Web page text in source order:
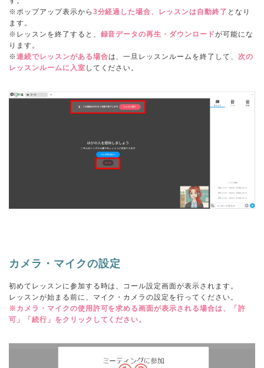
※ポップアップ表示から 3分経過した場合、レッスンは自動終了 となり
ます。
※レッスンを終了すると、 録音データの再生・ダウンロードが可能にな
ります。
※連続でレッスンがある場合は、一旦レッスンルームを終了して、 次の
レッスンルームに入室 してください。
カメラ・マイクの設定
初めてレッスンに参加する時は、コール設定画面が表示されます。
レッスンが始まる前に、マイク・カメラの設定を行ってください。
※カメラ・マイクの使用許可を求める画面が表示される場合は、「許
可」「続行」をクリックしてください。